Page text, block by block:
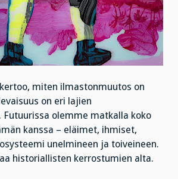
miten ilmastonmuutos on
on eri lajien
olemme matkalla koko
kanssa – eläimet, ihmiset,
unelmineen ja toiveineen.
historiallisten kerrostumien alta.